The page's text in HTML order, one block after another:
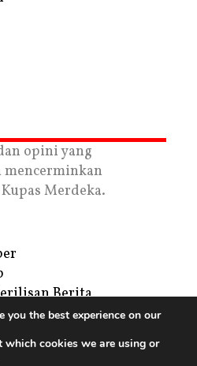
opini yang
mencerminkan
Merdeka.
Berita
you the best experience on our
which cookies we are using or